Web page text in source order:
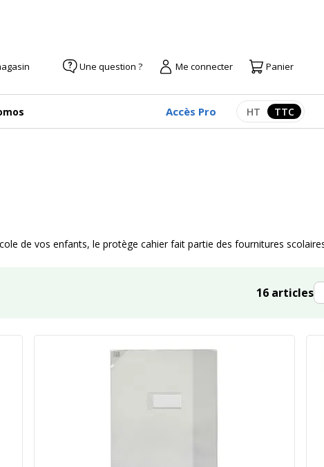
Une question ? Me connecter Panier
Accès Pro Afficher les
HT TTC
de vos enfants, le protège cahier fait partie des fournitures
16 articles